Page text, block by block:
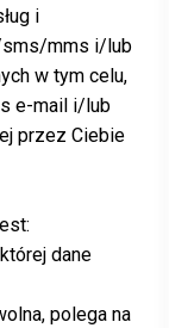
i
sms/mms i/lub
w tym celu,
e-mail i/lub
przez Ciebie
dane
polega na